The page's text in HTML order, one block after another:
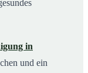
in
und ein